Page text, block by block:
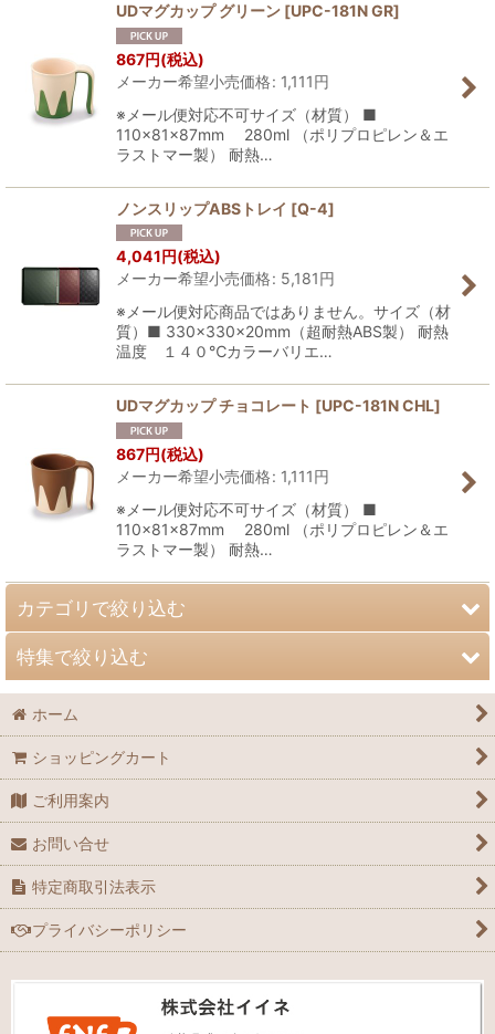
UDマグカップ グリーン [UPC-181N GR]
867円(税込)
メーカー希望小売価格: 1,111円
※メール便対応不可サイズ（材質） ■
110×81×87mm 280ml （ポリプロピレン＆エ
ラストマー製） 耐熱…
ノンスリップABSトレイ [Q-4]
4,041円(税込)
メーカー希望小売価格: 5,181円
※メール便対応商品ではありません。サイズ（材
質）■ 330×330×20mm（超耐熱ABS製） 耐熱
温度 １４０℃カラーバリエ…
UDマグカップ チョコレート [UPC-181N CHL]
867円(税込)
メーカー希望小売価格: 1,111円
※メール便対応不可サイズ（材質） ■
110×81×87mm 280ml （ポリプロピレン＆エ
ラストマー製） 耐熱…
カテゴリで絞り込む
限定商品（在宅介護向け）
※準備中 自助具(自助具の会 厳選セレクト)
スプーン
コンフィーライト
コップ・マグカップ
丼・麺鉢
特集で絞り込む
スプラッシュ
サラダっこ（メラミン）
ワラベファミリー（メラミン）
おさんぽ（強化磁器）
スポーツクラブ（強化磁器）
ステンレスカトラリー
ホーム
ショッピングカート
ご利用案内
お問い合せ
特定商取引法表示
プライバシーポリシー